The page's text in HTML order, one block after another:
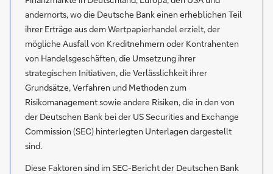
andernorts, wo die Deutsche Bank einen erheblichen Teil
ihrer Erträge aus dem Wertpapierhandel erzielt, der
mögliche Ausfall von Kreditnehmern oder Kontrahenten
von Handelsgeschäften, die Umsetzung ihrer
strategischen Initiativen, die Verlässlichkeit ihrer
Grundsätze, Verfahren und Methoden zum
Risikomanagement sowie andere Risiken, die in den von
der Deutschen Bank bei der US Securities and Exchange
Commission (SEC) hinterlegten Unterlagen dargestellt
sind.
Diese Faktoren sind im SEC-Bericht der Deutschen Bank